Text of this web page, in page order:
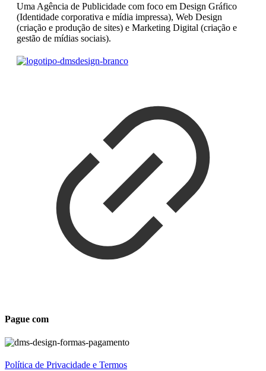
Uma Agência de Publicidade com foco em Design Gráfico
(Identidade corporativa e mídia impressa), Web Design
(criação e produção de sites) e Marketing Digital (criação e
gestão de mídias sociais).
Pague com
Política de Privacidade e Termos